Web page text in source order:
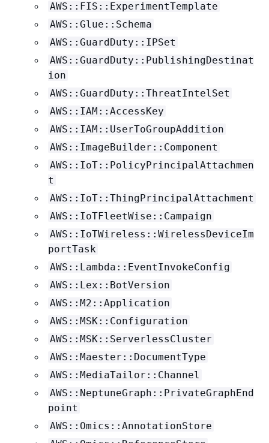
AWS::FIS::ExperimentTemplate
AWS::Glue::Schema
AWS::GuardDuty::IPSet
AWS::GuardDuty::PublishingDestinat
ion
AWS::GuardDuty::ThreatIntelSet
AWS::IAM::AccessKey
AWS::IAM::UserToGroupAddition
AWS::ImageBuilder::Component
AWS::IoT::PolicyPrincipalAttachmen
t
AWS::IoT::ThingPrincipalAttachment
AWS::IoTFleetWise::Campaign
AWS::IoTWireless::WirelessDeviceIm
portTask
AWS::Lambda::EventInvokeConfig
AWS::Lex::BotVersion
AWS::M2::Application
AWS::MSK::Configuration
AWS::MSK::ServerlessCluster
AWS::Maester::DocumentType
AWS::MediaTailor::Channel
AWS::NeptuneGraph::PrivateGraphEnd
point
AWS::Omics::AnnotationStore